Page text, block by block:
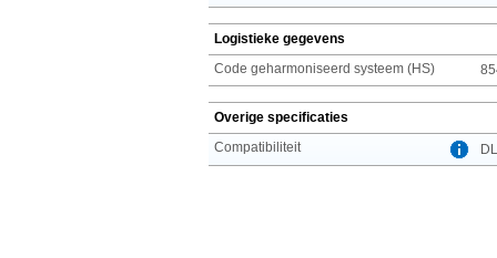
Logistieke gegevens
Code geharmoniseerd systeem (HS)
Overige specificaties
Compatibiliteit